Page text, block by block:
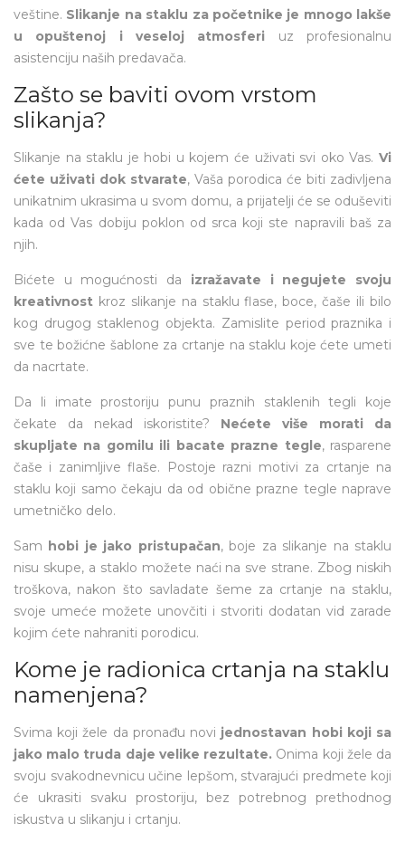
veštine. Slikanje na staklu za početnike je mnogo lakše
u opuštenoj i veseloj atmosferi uz profesionalnu
asistenciju naših predavača.
Zašto se baviti ovom vrstom
slikanja?
Slikanje na staklu je hobi u kojem će uživati svi oko Vas. Vi
ćete uživati dok stvarate, Vaša porodica će biti zadivljena
unikatnim ukrasima u svom domu, a prijatelji će se oduševiti
kada od Vas dobiju poklon od srca koji ste napravili baš za
njih.
Bićete u mogućnosti da izražavate i negujete svoju
kreativnost kroz slikanje na staklu flase, boce, čaše ili bilo
kog drugog staklenog objekta. Zamislite period praznika i
sve te božićne šablone za crtanje na staklu koje ćete umeti
da nacrtate.
Da li imate prostoriju punu praznih staklenih tegli koje
čekate da nekad iskoristite? Nećete više morati da
skupljate na gomilu ili bacate prazne tegle, rasparene
čaše i zanimljive flaše. Postoje razni motivi za crtanje na
staklu koji samo čekaju da od obične prazne tegle naprave
umetničko delo.
Sam hobi je jako pristupačan, boje za slikanje na staklu
nisu skupe, a staklo možete naći na sve strane. Zbog niskih
troškova, nakon što savladate šeme za crtanje na staklu,
svoje umeće možete unovčiti i stvoriti dodatan vid zarade
kojim ćete nahraniti porodicu.
Kome je radionica crtanja na staklu
namenjena?
Svima koji žele da pronađu novi jednostavan hobi koji sa
jako malo truda daje velike rezultate. Onima koji žele da
svoju svakodnevnicu učine lepšom, stvarajući predmete koji
će ukrasiti svaku prostoriju, bez potrebnog prethodnog
iskustva u slikanju i crtanju.